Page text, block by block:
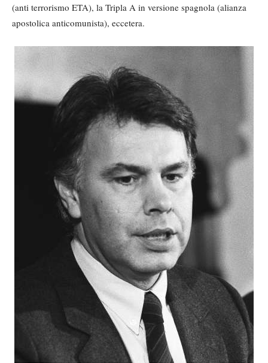
(anti terrorismo ETA), la Tripla A in versione spagnola (alianza
apostolica anticomunista), eccetera.